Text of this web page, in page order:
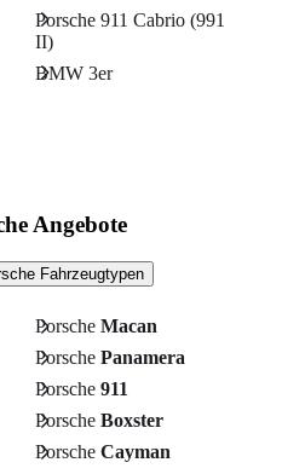
Porsche 911 Cabrio (991
II)
BMW 3er
Angebote
Fahrzeugtypen
Porsche Macan
Porsche Panamera
Porsche 911
Porsche Boxster
Porsche Cayman